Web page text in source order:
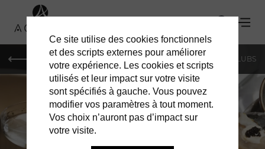
SHOPPING RESTAURANTS BARS & CLUBS
Ce site utilise des cookies fonctionnels
et des scripts externes pour améliorer
votre expérience. Les cookies et scripts
utilisés et leur impact sur votre visite
sont spécifiés à gauche. Vous pouvez
modifier vos paramètres à tout moment.
Vos choix n’auront pas d’impact sur
votre visite.